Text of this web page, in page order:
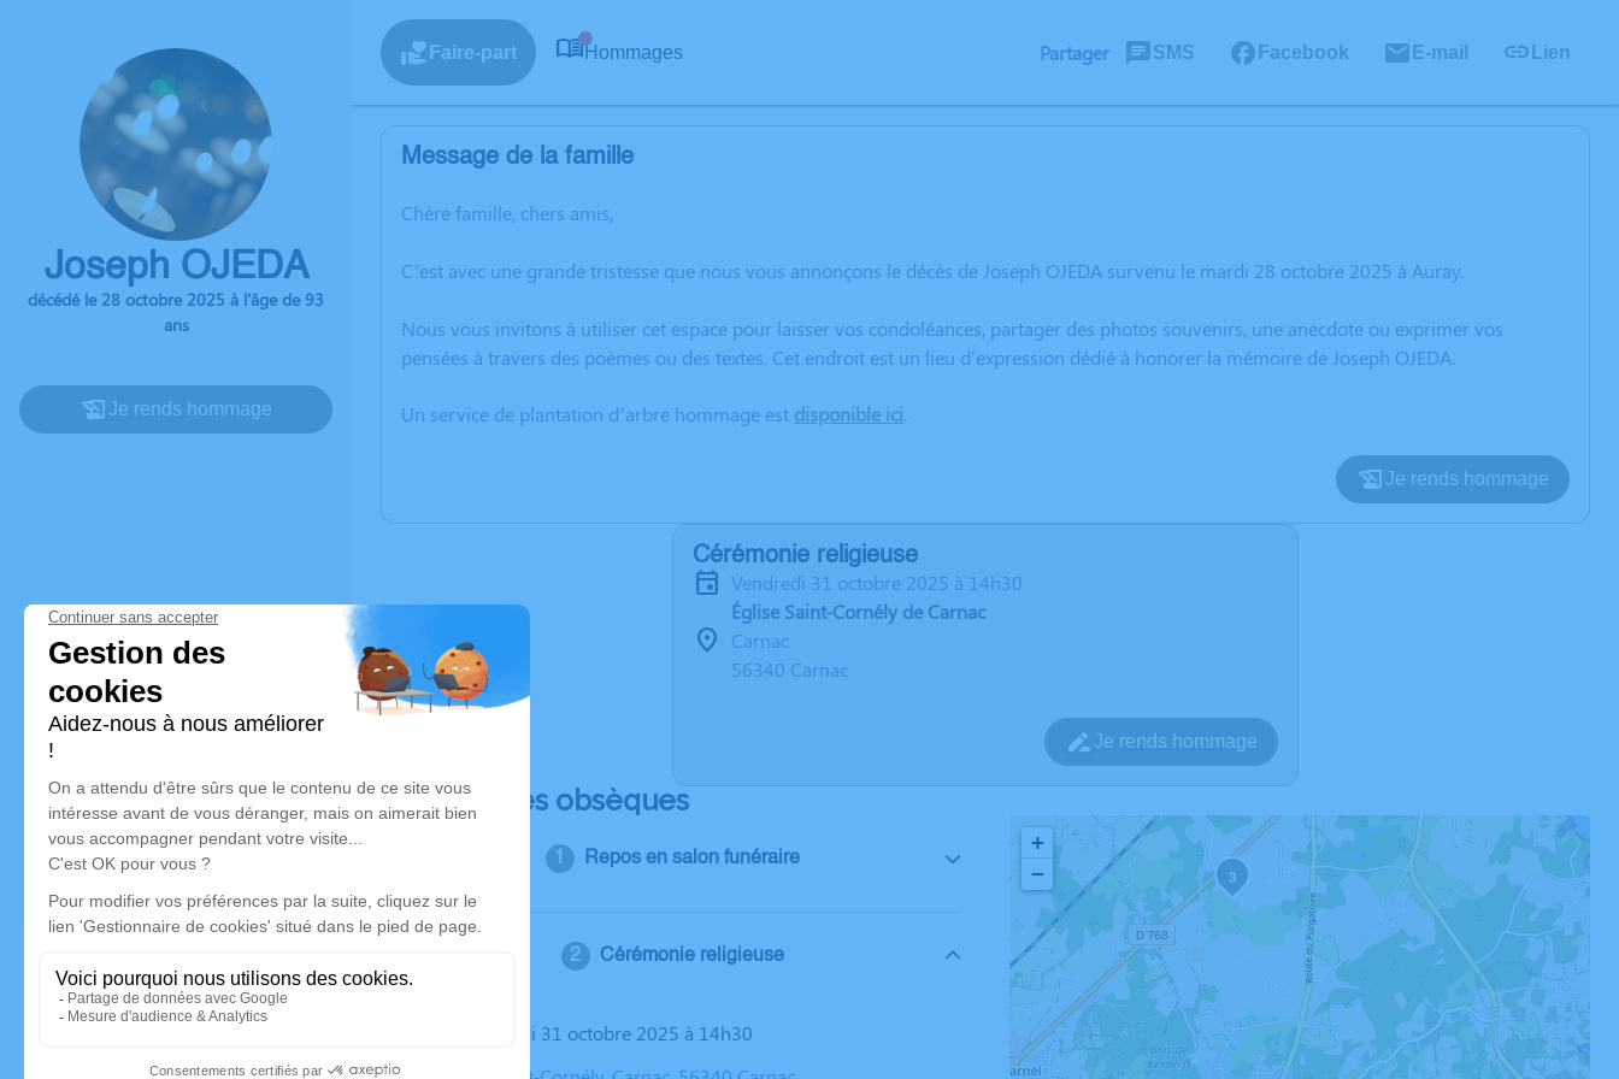
Joseph OJEDA
décédé le 28 octobre 2025 à l'âge de 93
ans
Je rends hommage
Faire-part Hommages Partager SMS Facebook E-mail Lien
Message de la famille
Chère famille, chers amis,
C’est avec une grande tristesse que nous vous annonçons le décès de Joseph OJEDA survenu le mardi 28 octobre 2025 à Auray.
Nous vous invitons à utiliser cet espace pour laisser vos condoléances, partager des photos souvenirs, une anecdote ou exprimer vos
pensées à travers des poèmes ou des textes. Cet endroit est un lieu d'expression dédié à honorer la mémoire de Joseph OJEDA.
Un service de plantation d’arbre hommage est disponible ici.
Je rends hommage
Cérémonie religieuse
vendredi 31 octobre 2025 à 14h30
Église Saint-Cornély de Carnac
Carnac
56340 Carnac
Je rends hommage
Déroulé des obsèques
Repos en salon funéraire
Cérémonie religieuse
Le vendredi 31 octobre 2025 à 14h30
3
+
−